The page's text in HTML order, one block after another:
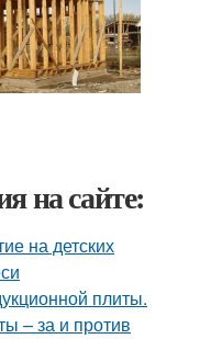
на сайте:
на детских
плиты.
– за и против